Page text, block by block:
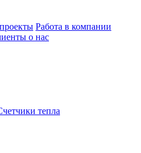
Работа в компании
о нас
тепла